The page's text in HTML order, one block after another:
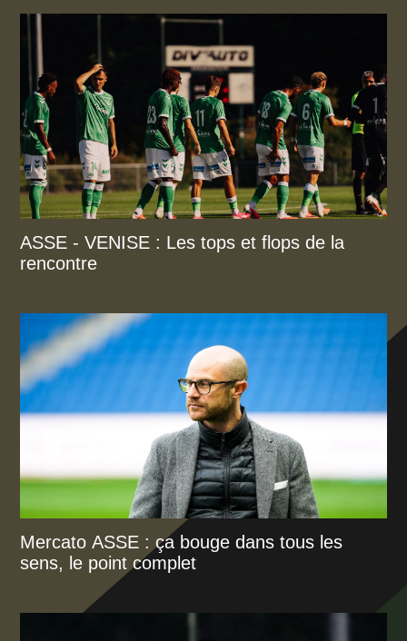
ASSE - VENISE : Les tops et flops de la
rencontre
Mercato ASSE : ça bouge dans tous les
sens, le point complet